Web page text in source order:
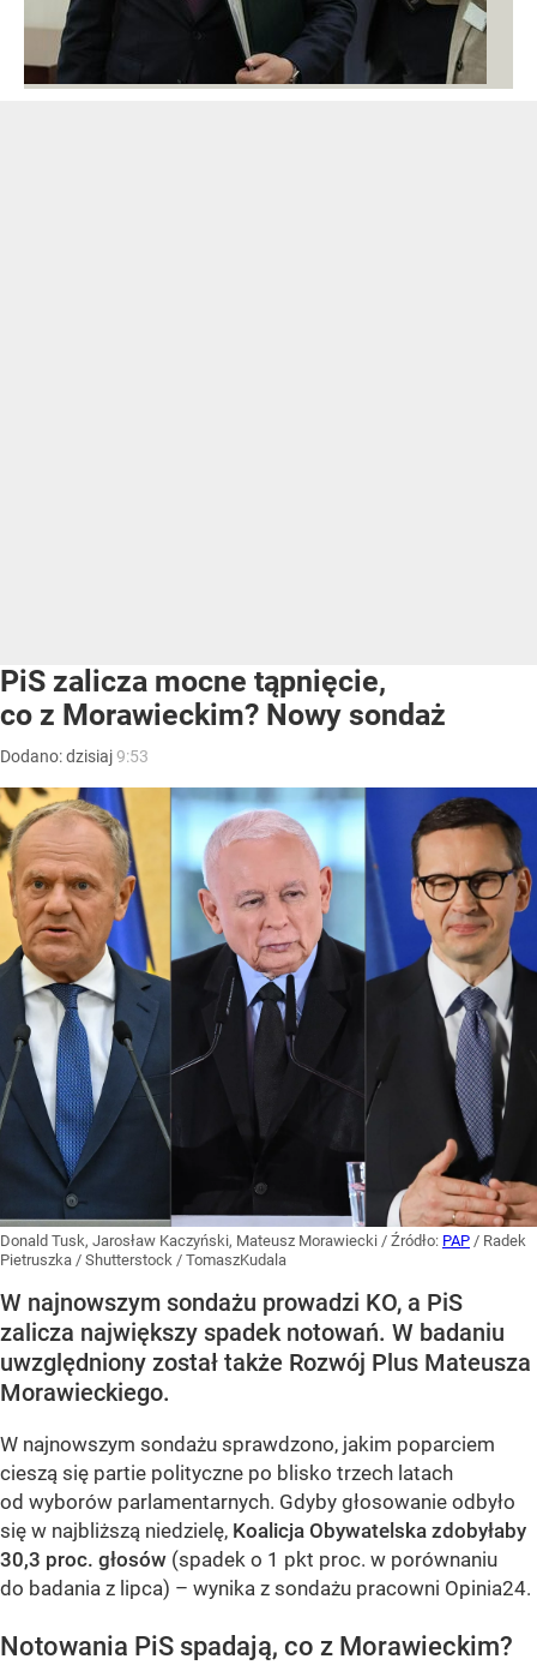
PiS zalicza mocne tąpnięcie,
co z Morawieckim? Nowy sondaż
Dodano:dzisiaj9:53
Donald Tusk, Jarosław Kaczyński, Mateusz Morawiecki / Źródło: PAP / Radek
Pietruszka / Shutterstock / TomaszKudala
W najnowszym sondażu prowadzi KO, a PiS
zalicza największy spadek notowań. W badaniu
uwzględniony został także Rozwój Plus Mateusza
Morawieckiego.
W najnowszym sondażu sprawdzono, jakim poparciem
cieszą się partie polityczne po blisko trzech latach
od wyborów parlamentarnych. Gdyby głosowanie odbyło
się w najbliższą niedzielę, Koalicja Obywatelska zdobyłaby
30,3 proc. głosów (spadek o 1 pkt proc. w porównaniu
do badania z lipca) – wynika z sondażu pracowni Opinia24.
Notowania PiS spadają, co z Morawieckim?